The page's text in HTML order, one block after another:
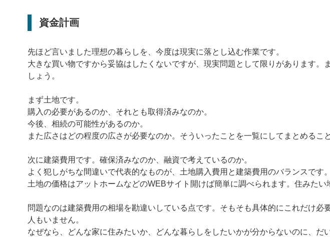
資金計画
先ほど言いました理想の暮らしを、今度は現実に落とし込む作業です。
大きな買い物ですから妥協はしたくないですが、現実問題として限りがあります。
しょう。
まず土地です。
購入の必要があるのか、それとも取得済みなのか。
今後、相続の可能性があるのか。
また広さはどの程度の広さが必要なのか。そういったことを一覧にしてまとめるこ
次に建築費用です。確保済みなのか、融資で考えているのか。
よく犯しがちな間違いで代表的なものが、土地購入費用と建築費用のバランスです。
土地の価格はアットホームなどのWEBサイト開けば簡単に調べられます。住みたい
問題なのは建築費用の相場を勘違いしている点です。そもそも具体的にこれだけ必
人もいません。
なぜなら、どんな家に住みたいか、どんな暮らしをしたいかが分からないのに、だ